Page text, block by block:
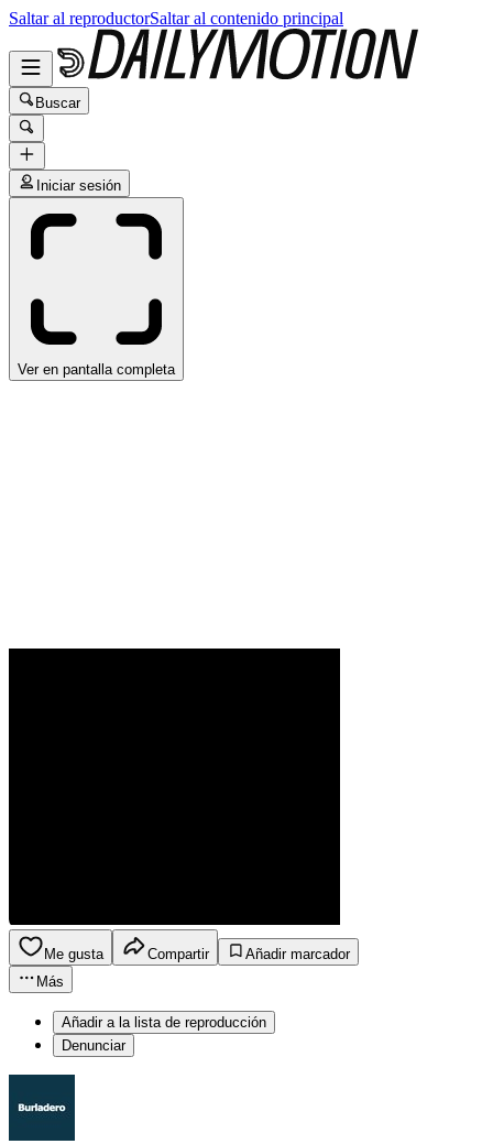
Saltar al reproductorSaltar al contenido principal
Buscar
Iniciar sesión
Ver en pantalla completa
Me gusta Compartir
Añadir marcador
Más
Añadir a la lista de reproducción
Denunciar